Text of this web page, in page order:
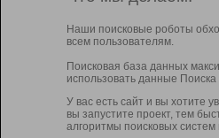
Наши поисковые роботы
всем пользователям.
Поисковая база данных
использовать данные
У вас есть сайт и вы хотите
вы запустите проект, тем
алгоритмы поисковых